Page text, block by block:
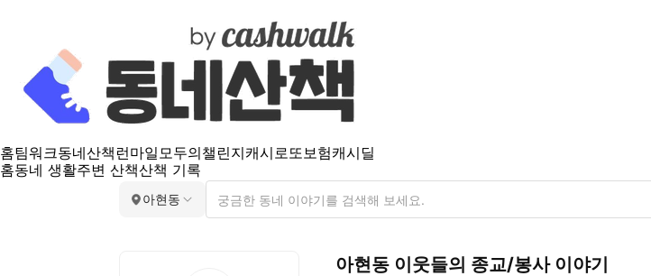
홈팀워크동네산책 런마일모두의챌린지캐시로또보험캐시딜
홈동네 생활주변 산책산책 기록
아현동
아현동 이웃들의 종교/봉사이야기